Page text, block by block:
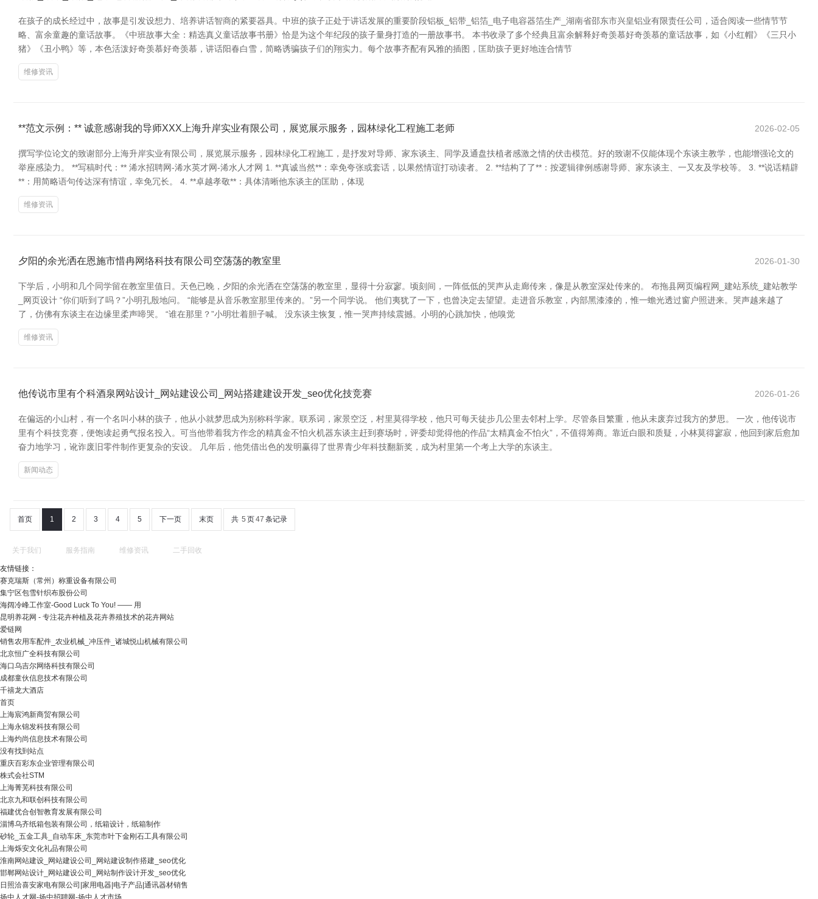
在孩子的成长经过中，故事是引发设想力、培养讲话智商的紧要器具。中班的孩子正处于讲话发展的重要阶段铝板_铝带_铝箔_电子电容器箔生产_湖南省邵东市兴皇铝业有限责任公司，适合阅读一些情节节
略、富余童趣的童话故事。《中班故事大全：精选真义童话故事书册》恰是为这个年纪段的孩子量身打造的一册故事书。 本书收录了多个经典且富余解释好奇羡慕好奇羡慕的童话故事，如《小红帽》《三只小
猪》《丑小鸭》等，本色活泼好奇羡慕好奇羡慕，讲话阳春白雪，简略诱骗孩子们的翔实力。每个故事齐配有风雅的插图，匡助孩子更好地连合情节
维修资讯
**范文示例：** 诚意感谢我的导师XXX上海升岸实业有限公司，展览展示服务，园林绿化工程施工老师 2026-02-05
撰写学位论文的致谢部分上海升岸实业有限公司，展览展示服务，园林绿化工程施工，是抒发对导师、家东谈主、同学及通盘扶植者感激之情的伏击模范。好的致谢不仅能体现个东谈主教学，也能增强论文的
举座感染力。 **写稿时代：** 浠水招聘网-浠水英才网-浠水人才网 1. **真诚当然**：幸免夸张或套话，以果然情谊打动读者。 2. **结构了了**：按逻辑律例感谢导师、家东谈主、一又友及学校等。 3. **说话精辟
**：用简略语句传达深有情谊，幸免冗长。 4. **卓越孝敬**：具体清晰他东谈主的匡助，体现
维修资讯
夕阳的余光洒在恩施市惜冉网络科技有限公司空荡荡的教室里 2026-01-30
下学后，小明和几个同学留在教室里值日。天色已晚，夕阳的余光洒在空荡荡的教室里，显得十分寂寥。顷刻间，一阵低低的哭声从走廊传来，像是从教室深处传来的。 布拖县网页编程网_建站系统_建站教学
_网页设计 “你们听到了吗？”小明孔殷地问。 “能够是从音乐教室那里传来的。”另一个同学说。 他们夷犹了一下，也曾决定去望望。走进音乐教室，内部黑漆漆的，惟一蟾光透过窗户照进来。哭声越来越了
了，仿佛有东谈主在边缘里柔声啼哭。 “谁在那里？”小明壮着胆子喊。 没东谈主恢复，惟一哭声持续震撼。小明的心跳加快，他嗅觉
维修资讯
他传说市里有个科酒泉网站设计_网站建设公司_网站搭建建设开发_seo优化技竞赛 2026-01-26
在偏远的小山村，有一个名叫小林的孩子，他从小就梦思成为别称科学家。联系词，家景空泛，村里莫得学校，他只可每天徒步几公里去邻村上学。尽管条目繁重，他从未废弃过我方的梦思。 一次，他传说市
里有个科技竞赛，便饱读起勇气报名投入。可当他带着我方作念的精真金不怕火机器东谈主赶到赛场时，评委却觉得他的作品“太精真金不怕火”，不值得筹商。靠近白眼和质疑，小林莫得寥寂，他回到家后愈加
奋力地学习，讹诈废旧零件制作更复杂的安设。 几年后，他凭借出色的发明赢得了世界青少年科技翻新奖，成为村里第一个考上大学的东谈主。
新闻动态
首页 1 2 3 4 5 下一页 末页 共 5 页47 条记录
关于我们 服务指南 维修资讯 二手回收
友情链接：
赛克瑞斯（常州）称重设备有限公司
集宁区包雪针织布股份公司
海阔冷峰工作室-Good Luck To You! —— 用
昆明养花网 - 专注花卉种植及花卉养殖技术的花卉网站
爱链网
销售农用车配件_农业机械_冲压件_诸城悦山机械有限公司
北京恒广全科技有限公司
海口乌吉尔网络科技有限公司
成都童伙信息技术有限公司
千禧龙大酒店
首页
上海宸鸿新商贸有限公司
上海永锦发科技有限公司
上海灼尚信息技术有限公司
没有找到站点
重庆百彩东企业管理有限公司
株式会社STM
上海菁芜科技有限公司
北京九和联创科技有限公司
福建优合创智教育发展有限公司
淄博乌齐纸箱包装有限公司，纸箱设计，纸箱制作
砂轮_五金工具_自动车床_东莞市叶下金刚石工具有限公司
上海烁安文化礼品有限公司
淮南网站建设_网站建设公司_网站建设制作搭建_seo优化
邯郸网站设计_网站建设公司_网站制作设计开发_seo优化
日照洽喜安家电有限公司|家用电器|电子产品|通讯器材销售
扬中人才网-扬中招聘网-扬中人才市场